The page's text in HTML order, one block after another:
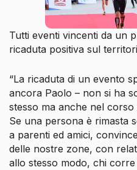
Tutti eventi vincenti da un
ricaduta positiva sul
“La ricaduta di un evento
ancora Paolo – non si ha
stesso ma anche nel corso
Se una persona è rimasta
a parenti ed amici,
delle nostre zone, con
allo stesso modo, chi